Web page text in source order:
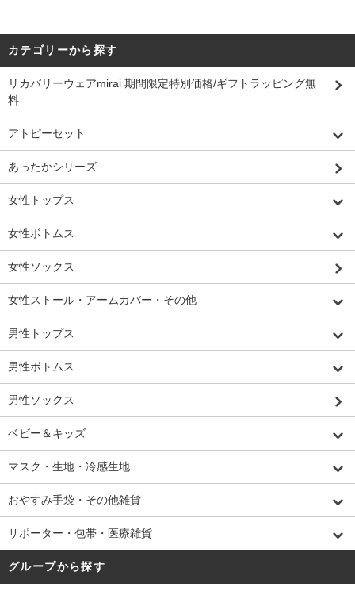
カテゴリーから探す
リカバリーウェアmirai 期間限定特別価格/ギフトラッピング無
料
アトピーセット
あったかシリーズ
女性トップス
女性ボトムス
女性ソックス
女性ストール・アームカバー・その他
男性トップス
男性ボトムス
男性ソックス
ベビー＆キッズ
マスク・生地・冷感生地
おやすみ手袋・その他雑貨
サポーター・包帯・医療雑貨
グループから探す